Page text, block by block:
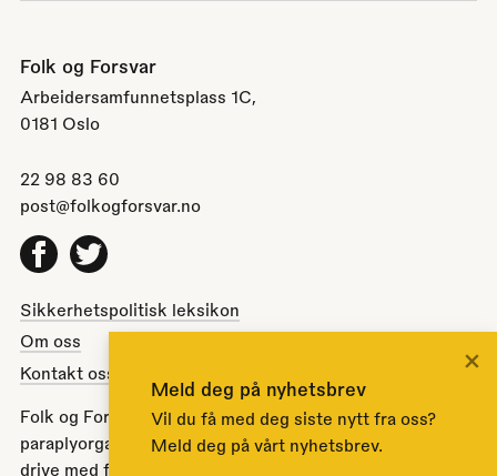
Folk og Forsvar
Arbeidersamfunnetsplass 1C,
0181 Oslo
22 98 83 60
post@folkogforsvar.no
Facebook
Twitter
Sikkerhetspolitisk leksikon
Om oss
Kontakt oss
Folk og Forsvar er en partipolitisk nøytral
paraplyorganisasjon opprettet av Stortinget i 1951 for å
drive med folkeopplysning om norsk sikkerhets- og
Meld deg på nyhetsbrev
Vil du få med deg siste nytt fra oss?
Meld deg på vårt nyhetsbrev.
×